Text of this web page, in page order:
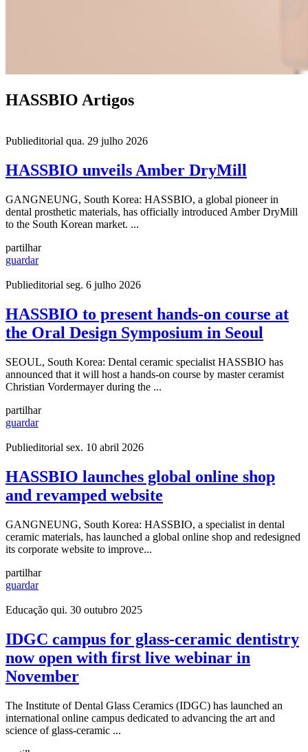
HASSBIO Artigos
Publieditorial qua. 29 julho 2026
HASSBIO unveils Amber DryMill
GANGNEUNG, South Korea: HASSBIO, a global pioneer in
dental prosthetic materials, has officially introduced Amber DryMill
to the South Korean market. ...
partilhar
guardar
Publieditorial seg. 6 julho 2026
HASSBIO to present hands-on course at
the Oral Design Symposium in Seoul
SEOUL, South Korea: Dental ceramic specialist HASSBIO has
announced that it will host a hands-on course by master ceramist
Christian Vordermayer during the ...
partilhar
guardar
Publieditorial sex. 10 abril 2026
HASSBIO launches global online shop
and revamped website
GANGNEUNG, South Korea: HASSBIO, a specialist in dental
ceramic materials, has launched a global online shop and redesigned
its corporate website to improve...
partilhar
guardar
Educação qui. 30 outubro 2025
IDGC campus for glass-ceramic dentistry
now open with first live webinar in
November
The Institute of Dental Glass Ceramics (IDGC) has launched an
international online campus dedicated to advancing the art and
science of glass-ceramic ...